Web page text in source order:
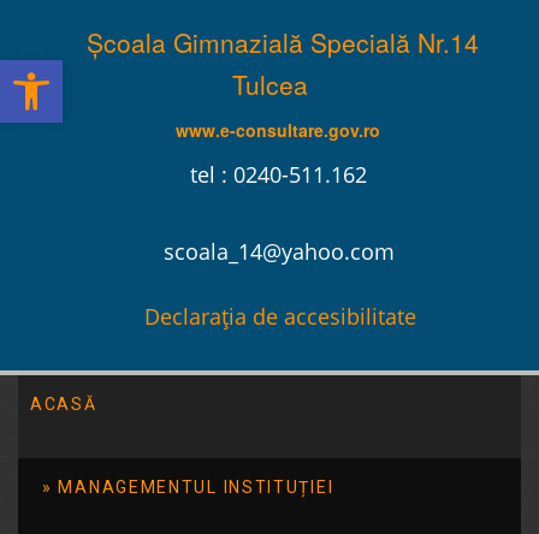
Școala Gimnazială Specială Nr.14
Tulcea
www.e-consultare.gov.ro
tel : 0240-511.162
scoala_14@yahoo.com
Declarația de accesibilitate
ACASĂ
MANAGEMENTUL INSTITUȚIEI
Deschide bara de unelte